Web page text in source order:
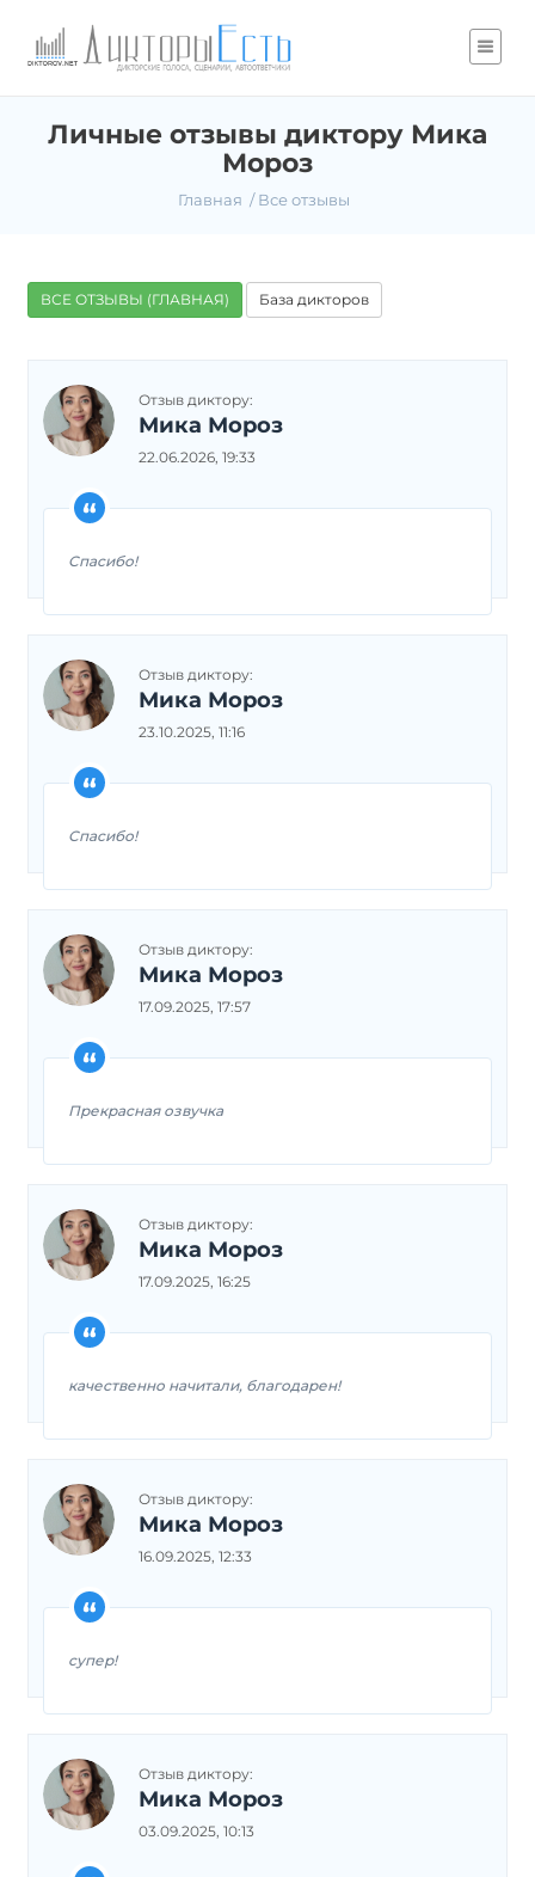
Личные отзывы диктору Мика
Мороз
Главная Все отзывы
ВСЕ ОТЗЫВЫ (ГЛАВНАЯ) База дикторов
Отзыв диктору:
Мика Мороз
22.06.2026, 19:33
Спасибо!
Отзыв диктору:
Мика Мороз
23.10.2025, 11:16
Спасибо!
Отзыв диктору:
Мика Мороз
17.09.2025, 17:57
Прекрасная озвучка
Отзыв диктору:
Мика Мороз
17.09.2025, 16:25
качественно начитали, благодарен!
Отзыв диктору:
Мика Мороз
16.09.2025, 12:33
супер!
Отзыв диктору:
Мика Мороз
03.09.2025, 10:13